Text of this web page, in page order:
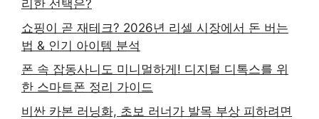
리한 선택은?
쇼핑이 곧 재테크? 2026년 리셀 시장에서 돈 버는
법 & 인기 아이템 분석
폰 속 잡동사니도 미니멀하게! 디지털 디톡스를 위
한 스마트폰 정리 가이드
비싼 카본 러닝화, 초보 러너가 발목 부상 피하려면